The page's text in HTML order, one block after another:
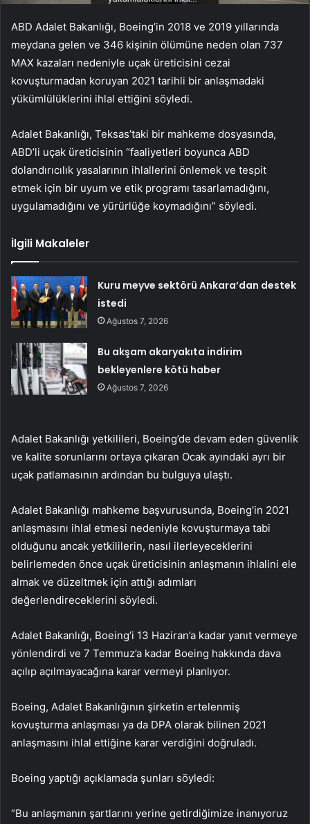
ABD Adalet Bakanlığı, Boeing’in 2018 ve 2019 yıllarında
meydana gelen ve 346 kişinin ölümüne neden olan 737
MAX kazaları nedeniyle uçak üreticisini cezai
kovuşturmadan koruyan 2021 tarihli bir anlaşmadaki
yükümlülüklerini ihlal ettiğini söyledi.
Adalet Bakanlığı, Teksas’taki bir mahkeme dosyasında,
ABD’li uçak üreticisinin “faaliyetleri boyunca ABD
dolandırıcılık yasalarının ihlallerini önlemek ve tespit
etmek için bir uyum ve etik programı tasarlamadığını,
uygulamadığını ve yürürlüğe koymadığını” söyledi.
İlgili Makaleler
Kuru meyve sektörü Ankara’dan destek
istedi
Ağustos 7, 2026
Bu akşam akaryakıta indirim
bekleyenlere kötü haber
Ağustos 7, 2026
Adalet Bakanlığı yetkilileri, Boeing’de devam eden güvenlik
ve kalite sorunlarını ortaya çıkaran Ocak ayındaki ayrı bir
uçak patlamasının ardından bu bulguya ulaştı.
Adalet Bakanlığı mahkeme başvurusunda, Boeing’in 2021
anlaşmasını ihlal etmesi nedeniyle kovuşturmaya tabi
olduğunu ancak yetkililerin, nasıl ilerleyeceklerini
belirlemeden önce uçak üreticisinin anlaşmanın ihlalini ele
almak ve düzeltmek için attığı adımları
değerlendireceklerini söyledi.
Adalet Bakanlığı, Boeing’i 13 Haziran’a kadar yanıt vermeye
yönlendirdi ve 7 Temmuz’a kadar Boeing hakkında dava
açılıp açılmayacağına karar vermeyi planlıyor.
Boeing, Adalet Bakanlığının şirketin ertelenmiş
kovuşturma anlaşması ya da DPA olarak bilinen 2021
anlaşmasını ihlal ettiğine karar verdiğini doğruladı.
Boeing yaptığı açıklamada şunları söyledi:
“Bu anlaşmanın şartlarını yerine getirdiğimize inanıyoruz